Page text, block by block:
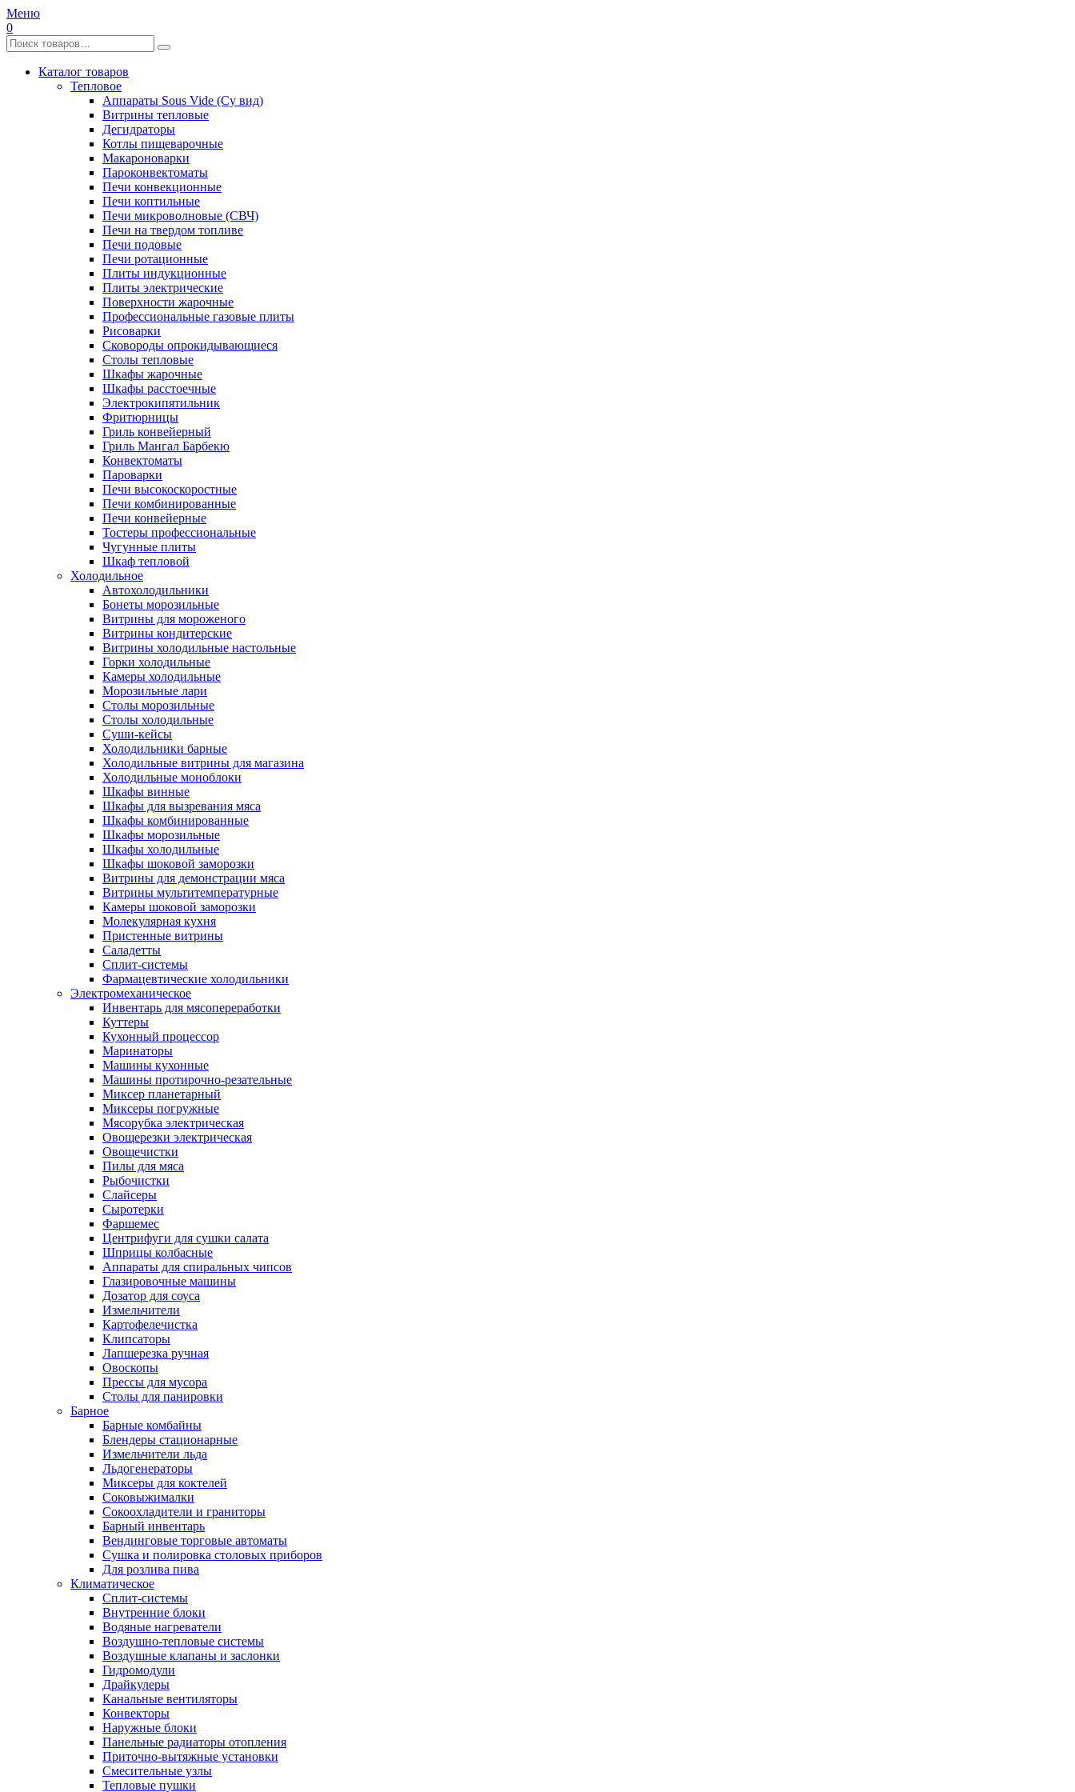
Меню
0
Каталог товаров
Тепловое
Аппараты Sous Vide (Су вид)
Витрины тепловые
Дегидраторы
Котлы пищеварочные
Макароноварки
Пароконвектоматы
Печи конвекционные
Печи коптильные
Печи микроволновые (СВЧ)
Печи на твердом топливе
Печи подовые
Печи ротационные
Плиты индукционные
Плиты электрические
Поверхности жарочные
Профессиональные газовые плиты
Рисоварки
Сковороды опрокидывающиеся
Столы тепловые
Шкафы жарочные
Шкафы расстоечные
Электрокипятильник
Фритюрницы
Гриль конвейерный
Гриль Мангал Барбекю
Конвектоматы
Пароварки
Печи высокоскоростные
Печи комбинированные
Печи конвейерные
Тостеры профессиональные
Чугунные плиты
Шкаф тепловой
Холодильное
Автохолодильники
Бонеты морозильные
Витрины для мороженого
Витрины кондитерские
Витрины холодильные настольные
Горки холодильные
Камеры холодильные
Морозильные лари
Столы морозильные
Столы холодильные
Суши-кейсы
Холодильники барные
Холодильные витрины для магазина
Холодильные моноблоки
Шкафы винные
Шкафы для вызревания мяса
Шкафы комбинированные
Шкафы морозильные
Шкафы холодильные
Шкафы шоковой заморозки
Витрины для демонстрации мяса
Витрины мультитемпературные
Камеры шоковой заморозки
Молекулярная кухня
Пристенные витрины
Саладетты
Сплит-системы
Фармацевтические холодильники
Электромеханическое
Инвентарь для мясопереработки
Куттеры
Кухонный процессор
Маринаторы
Машины кухонные
Машины протирочно-резательные
Миксер планетарный
Миксеры погружные
Мясорубка электрическая
Овощерезки электрическая
Овощечистки
Пилы для мяса
Рыбочистки
Слайсеры
Сыротерки
Фаршемес
Центрифуги для сушки салата
Шприцы колбасные
Аппараты для спиральных чипсов
Глазировочные машины
Дозатор для соуса
Измельчители
Картофелечистка
Клипсаторы
Лапшерезка ручная
Овоскопы
Прессы для мусора
Столы для панировки
Барное
Барные комбайны
Блендеры стационарные
Измельчители льда
Льдогенераторы
Миксеры для коктелей
Соковыжималки
Сокоохладители и граниторы
Барный инвентарь
Вендинговые торговые автоматы
Сушка и полировка столовых приборов
Для розлива пива
Климатическое
Сплит-системы
Внутренние блоки
Водяные нагреватели
Воздушно-тепловые системы
Воздушные клапаны и заслонки
Гидромодули
Драйкулеры
Канальные вентиляторы
Конвекторы
Наружные блоки
Панельные радиаторы отопления
Приточно-вытяжные установки
Смесительные узлы
Тепловые пушки